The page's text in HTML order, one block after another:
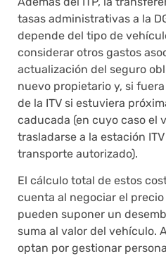
tasas administrativas a la
depende del tipo de
considerar otros gastos
actualización del seguro
nuevo propietario y, si
de la ITV si estuviera
caducada (en cuyo caso el
trasladarse a la estación
transporte autorizado).
El cálculo total de estos
cuenta al negociar el
pueden suponer un
suma al valor del vehículo.
optan por gestionar